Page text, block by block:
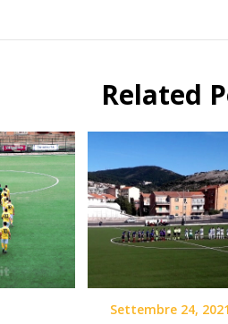
Related
Settembre 24, 2021